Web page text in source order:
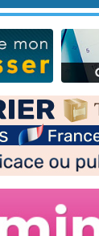
viennent de
viennent de
viennent de nous
49 places pour
donner son
viennent de nous
viennent de nous
de donner son
viennent de
viennent de nous